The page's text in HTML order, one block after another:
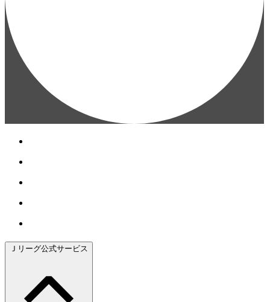
Ｊリーグ公式サービス